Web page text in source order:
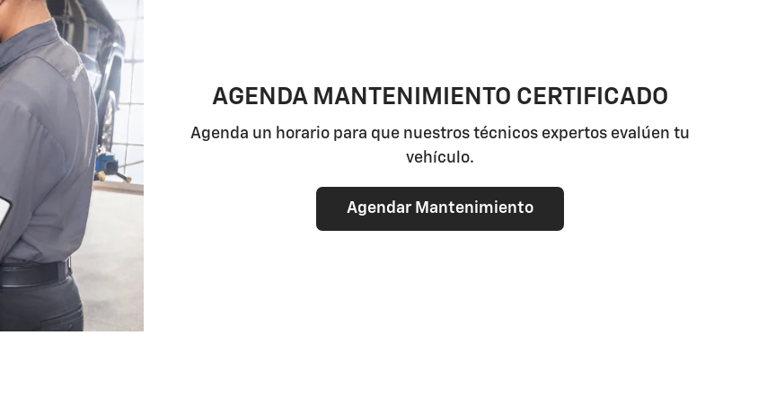
AGENDA MANTENIMIENTO CERTIFICADO
Agenda un horario para que nuestros técnicos expertos evalúen tu
vehículo.
Agendar Mantenimiento